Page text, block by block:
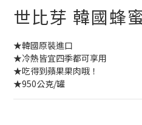
世比芽 韓國蜂
★韓國原裝進口
★冷熱皆宜四季都可享用
★吃得到蘋果果肉哦！
★950公克/罐